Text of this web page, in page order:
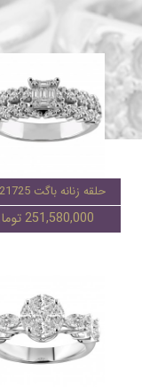
حلقه زنانه باگت A1121725
251,580,000 تومان